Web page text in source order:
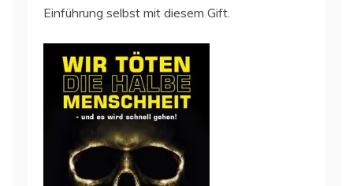
Einführung selbst mit diesem Gift.